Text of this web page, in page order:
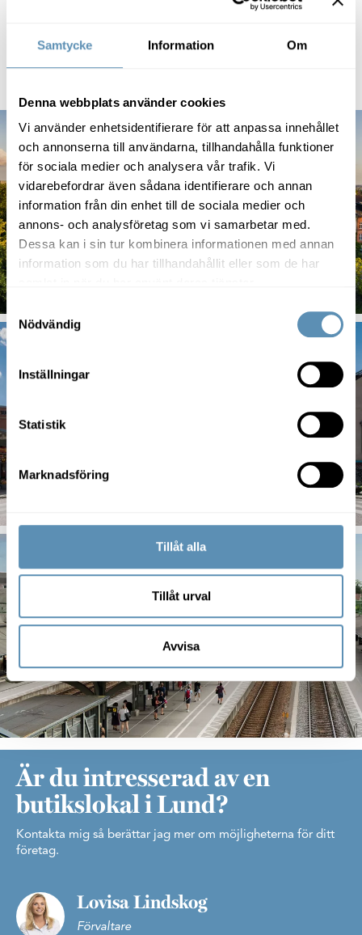
Samtycke Information Om
Denna webbplats använder cookies
Vi använder enhetsidentifierare för att anpassa innehållet
och annonserna till användarna, tillhandahålla funktioner
för sociala medier och analysera vår trafik. Vi
vidarebefordrar även sådana identifierare och annan
information från din enhet till de sociala medier och
annons- och analysföretag som vi samarbetar med.
Dessa kan i sin tur kombinera informationen med annan
information som du har tillhandahållit eller som de har
Nödvändig
Inställningar
Statistik
Marknadsföring
Tillåt alla
Tillåt urval
Avvisa
Vi är Lunds största kommersiella fastighetsägare, så vi är
Är du intresserad av en
butikslokal i Lund?
Kontakta mig så berättar jag mer om möjligheterna för ditt
företag.
Lovisa Lindskog
Förvaltare